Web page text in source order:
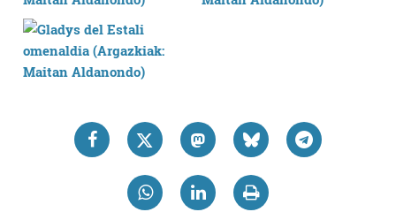
neurtzeko, jendeari buruzko informazioa biltzeko eta
produktuak garatzeko. Zure datuak nork eta zertarako
erabiltzen dituen hauta dezakezu.
bazkideen zerrenda, beren ustez zein helburutarako
duten interes legitimoa eta horren aurka nola egin
dezakezun ikusteko.